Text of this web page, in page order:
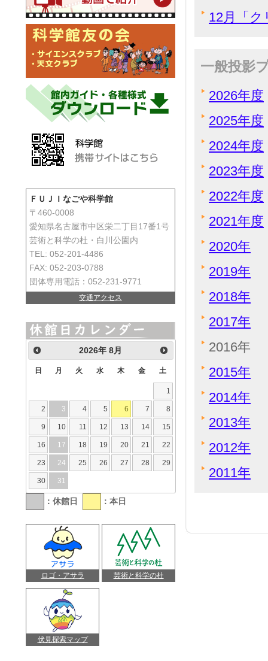
12月「
一般投影
2026年度
2025年度
2024年度
2023年度
2022年度
2021年度
2020年
2019年
2018年
2017年
2016年
2015年
2014年
2013年
2012年
2011年
ＦＵＪＩなごや科学館
〒460-0008
愛知県名古屋市中区栄二丁目17番1号
芸術と科学の杜・白川公園内
TEL: 052-201-4486
FAX: 052-203-0788
団体専用電話：052-231-9771
交通アクセス
2026年8月
日 月 火 水 木 金 土
1
2 3 4 5 6 7 8
9 10 11 12 13 14 15
16 17 18 19 20 21 22
23 24 25 26 27 28 29
30 31
：休館日 ：本日
ロゴ・アサラ 芸術と科学の杜
伏見探索マップ